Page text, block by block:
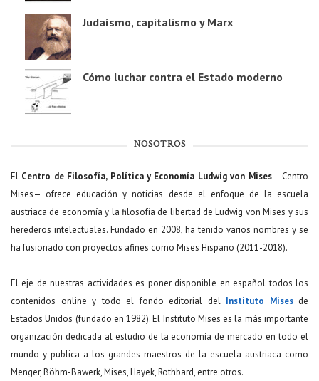
Judaísmo, capitalismo y Marx
Cómo luchar contra el Estado moderno
NOSOTROS
El Centro de Filosofía, Política y Economía Ludwig von Mises—Centro
Mises— ofrece educación y noticias desde el enfoque de la escuela
austriaca de economía y la filosofía de libertad de Ludwig von Mises y sus
herederos intelectuales. Fundado en 2008, ha tenido varios nombres y se
ha fusionado con proyectos afines como Mises Hispano (2011-2018).
El eje de nuestras actividades es poner disponible en español todos los
contenidos online y todo el fondo editorial del Instituto Misesde
Estados Unidos (fundado en 1982). El Instituto Mises es la más importante
organización dedicada al estudio de la economía de mercado en todo el
mundo y publica a los grandes maestros de la escuela austriaca como
Menger, Böhm-Bawerk, Mises, Hayek, Rothbard, entre otros.